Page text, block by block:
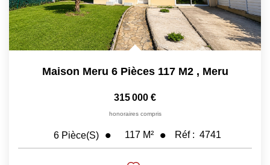
VENDRE
NOS CLIENTS
Avis Clients
Maison Meru 6 Pièces 117 M2 , Meru
315 000 €
honoraires compris
6 Pièce(s) 117 M² Réf : 4741